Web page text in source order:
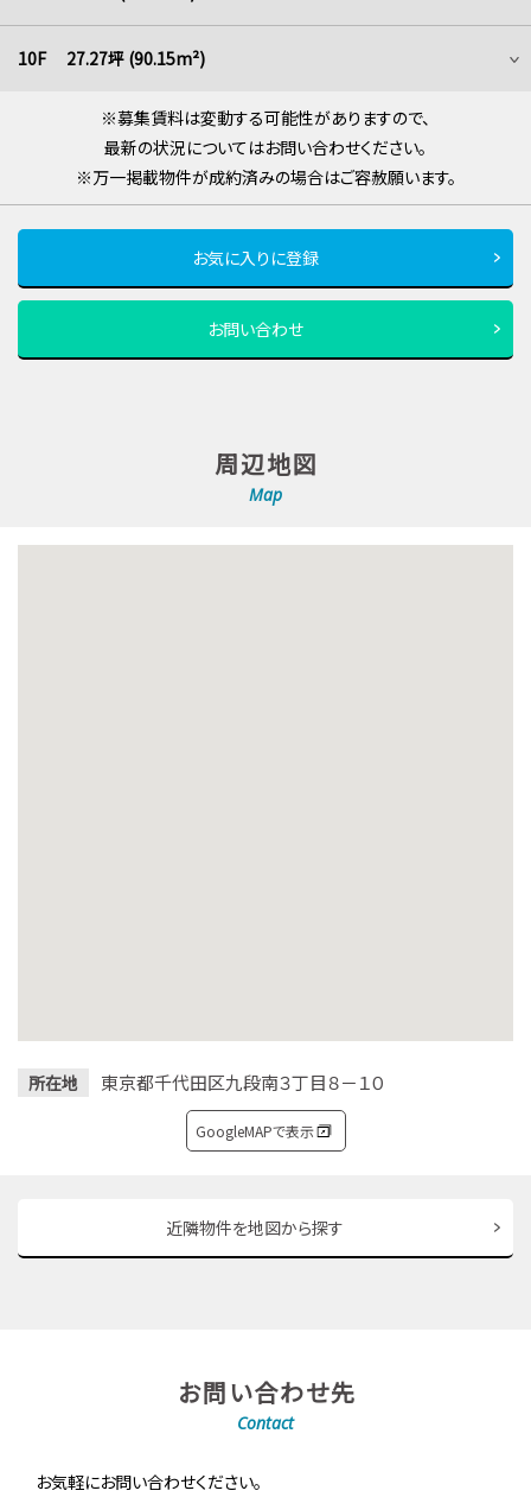
10F 27.27坪 (90.15m²)
※募集賃料は変動する可能性がありますので、
最新の状況についてはお問い合わせください。
※万一掲載物件が成約済みの場合はご容赦願います。
お気に入りに登録
お問い合わせ
周辺地図
Map
所在地 東京都千代田区九段南３丁目８－１０
GoogleMAPで表示
近隣物件を地図から探す
お問い合わせ先
Contact
お気軽にお問い合わせください。